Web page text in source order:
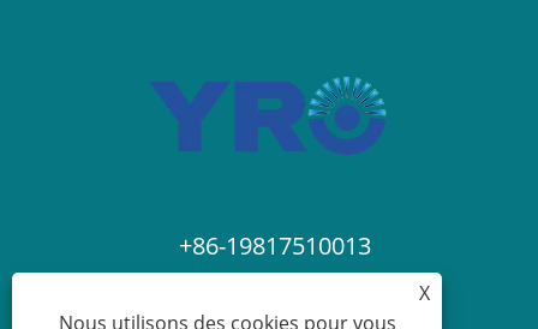
+86-19817510013
X
Nous utilisons des cookies pour vous